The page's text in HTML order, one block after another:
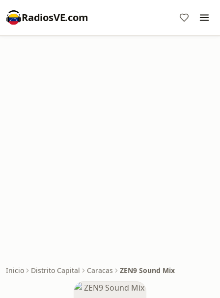
RadiosVE.com
Inicio Distrito Capital Caracas ZEN9 Sound Mix